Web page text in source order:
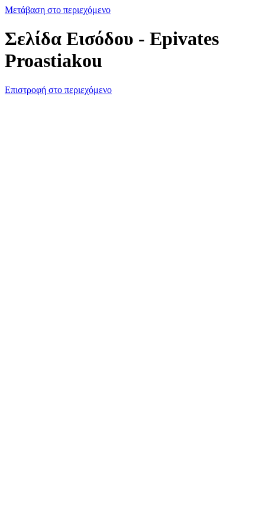
Μετάβαση στο περιεχόμενο
Σελίδα Εισόδου - Epivates
Proastiakou
Επιστροφή στο περιεχόμενο